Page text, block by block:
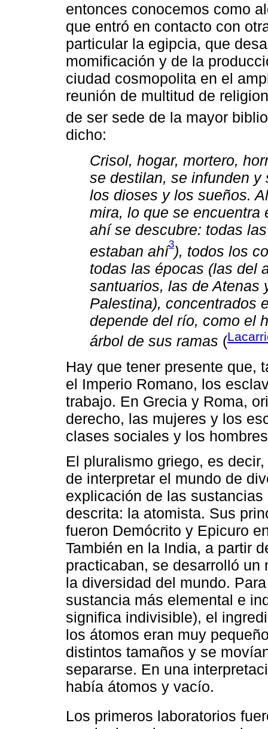
entonces conocemos como
que entró en contacto con
particular la egipcia, que
momificación y de la
ciudad cosmopolita en el
reunión de multitud de
de ser sede de la mayor
dicho:
Crisol, hogar, mortero,
se destilan, se infunden
los dioses y los sueños.
mira, lo que se encuentra
ahí se descubre: todas
estaban ahí3), todos los
todas las épocas (las del
santuarios, las de Atenas
Palestina), concentrados
depende del río, como el
árbol de sus ramas (
Hay que tener presente que,
el Imperio Romano, los
trabajo. En Grecia y Roma,
derecho, las mujeres y los
clases sociales y los
El pluralismo griego, es
de interpretar el mundo de
explicación de las
descrita: la atomista. Sus
fueron Demócrito y Epicuro
También en la India, a partir
practicaban, se desarrolló
la diversidad del mundo.
sustancia más elemental e
significa indivisible), el
los átomos eran muy
distintos tamaños y se
separarse. En una
había átomos y vacío.
Los primeros laboratorios